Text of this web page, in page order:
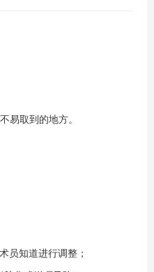
易取到的地方。
格
项
员知道进行调整；